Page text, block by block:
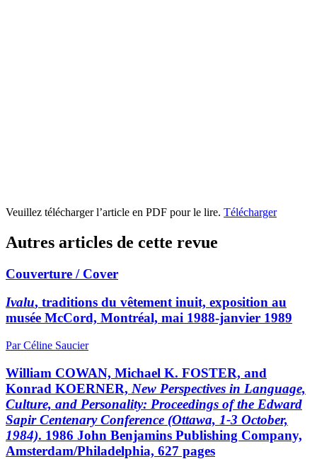
Veuillez télécharger l’article en PDF pour le lire. Télécharger
Autres articles de cette revue
Couverture / Cover
Ivalu, traditions du vêtement inuit, exposition au
musée McCord, Montréal, mai 1988-janvier 1989
Par Céline Saucier
William COWAN, Michael K. FOSTER, and
Konrad KOERNER, New Perspectives in Language,
Culture, and Personality: Proceedings of the Edward
Sapir Centenary Conference (Ottawa, 1-3 October,
1984). 1986 John Benjamins Publishing Company,
Amsterdam/Philadelphia, 627 pages